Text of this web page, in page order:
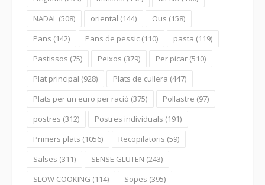
NADAL (508) oriental (144) Ous (158)
Pans (142) Pans de pessic (110) pasta (119)
Pastissos (75) Peixos (379) Per picar (510)
Plat principal (928) Plats de cullera (447)
Plats per un euro per ració (375) Pollastre (97)
postres (312) Postres individuals (191)
Primers plats (1056) Recopilatoris (59)
Salses (311) SENSE GLUTEN (243)
SLOW COOKING (114) Sopes (395)